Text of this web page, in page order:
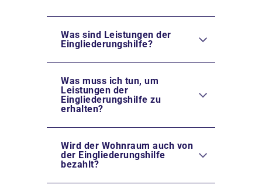
Was sind Leistungen der
Eingliederungshilfe?
Was muss ich tun, um
Leistungen der
Eingliederungshilfe zu
erhalten?
Wird der Wohnraum auch von
der Eingliederungshilfe
bezahlt?